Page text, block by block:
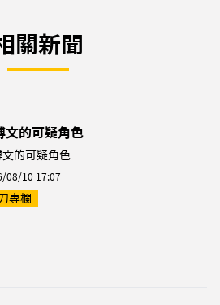
關新聞
文的可疑角色
文的可疑角色
08/10 17:07
專欄